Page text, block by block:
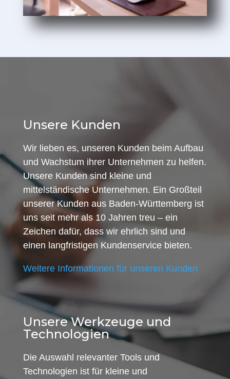
Unsere Kunden
Wir lieben es, unseren Kunden beim Aufbau
und Wachstum ihrer Unternehmen zu helfen.
Unsere Kunden sind kleine und
mittelständische Unternehmen. Ein Großteil
unserer Kunden aus Baden-Württemberg ist
uns seit mehr als 10 Jahren treu – ein
Zeichen dafür, dass wir ehrlich sind und
einen langfristigen Kundenservice bieten.
Weitere Informationen für unseren Kunden
Unsere Werkzeuge und
Technologien
Die Auswahl relevanter Tools und
Technologien ist für kleine und